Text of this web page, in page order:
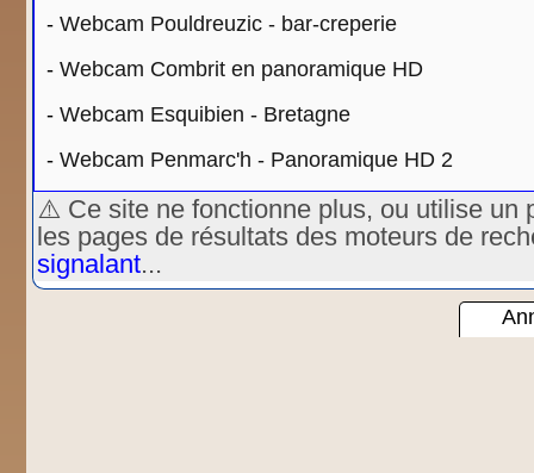
- Webcam Pouldreuzic - bar-creperie
- Webcam Combrit en panoramique HD
- Webcam Esquibien - Bretagne
- Webcam Penmarc'h - Panoramique HD 2
⚠️ Ce site ne fonctionne plus, ou utilise un
les pages de résultats des moteurs de
signalant...